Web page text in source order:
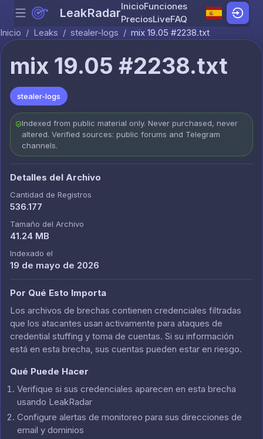
Skip to content
Menu LeakRadarInicioFunciones
PreciosLiveFAQ
Inicio / Leaks / stealer-logs / mix 19.05 #2238.txt
mix 19.05 #2238.txt
stealer-logs
Indexed from public material only. Never purchased, never
altered. Verified sources: public forums and Telegram
channels.
Detalles del Archivo
Cantidad de Registros
536.177
Tamaño del Archivo
41.24 MB
Indexado el
19 de mayo de 2026
Por Qué Esto Importa
Los archivos de brechas contienen credenciales filtradas
que los atacantes usan activamente para ataques de
credential stuffing y toma de cuentas. Si su información
está en esta brecha, sus cuentas pueden estar en riesgo.
Qué Puede Hacer
Verifique si sus credenciales aparecen en esta brecha
usando LeakRadar
Configure alertas de monitoreo para sus direcciones de
email y dominios